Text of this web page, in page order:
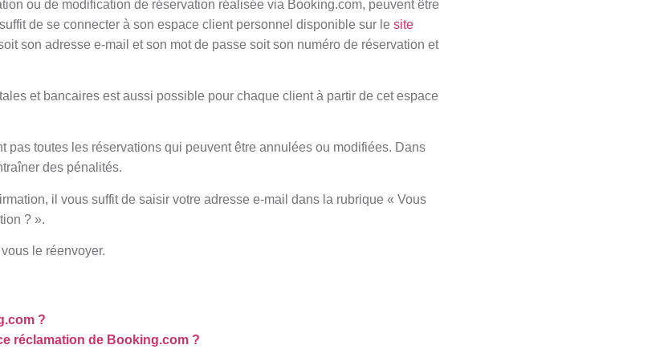
ou de modification de réservation réalisée via Booking.com, peuvent être
de se connecter à son espace client personnel disponible sur le site
son adresse e-mail et son mot de passe soit son numéro de réservation et
et bancaires est aussi possible pour chaque client à partir de cet espace
pas toutes les réservations qui peuvent être annulées ou modifiées. Dans
des pénalités.
il vous suffit de saisir votre adresse e-mail dans la rubrique « Vous
? ».
le réenvoyer.
?
réclamation de Booking.com ?